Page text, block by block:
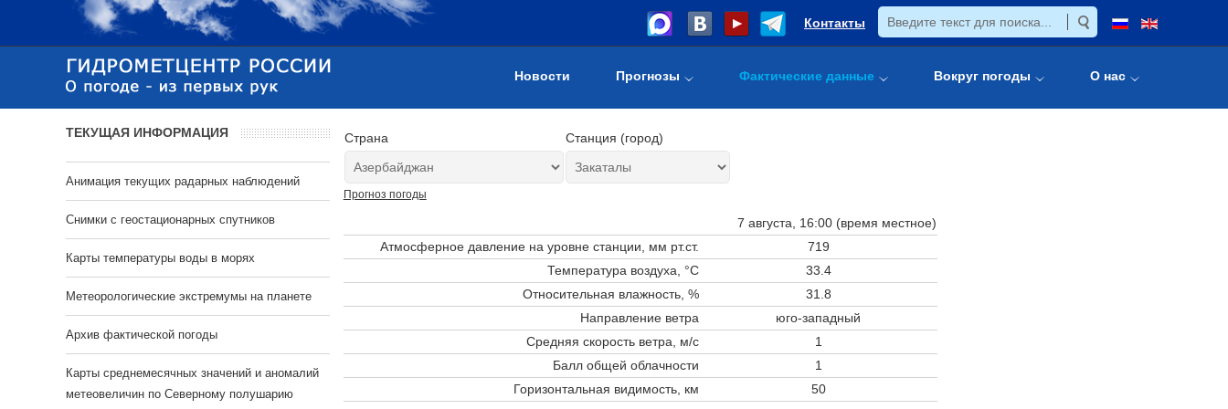
Контакты
Новости Прогнозы Фактические данные Вокруг погоды О нас
Страна Станция (город)
Прогноз погоды
7 августа, 16:00 (время местное)
Атмосферное давление на уровне станции, мм рт.ст.
719
Температура воздуха, °C
33.4
Относительная влажность, %
31.8
Направление ветра
юго-западный
Средняя скорость ветра, м/с
1
Балл общей облачности
1
Горизонтальная видимость, км
50
ТЕКУЩАЯ ИНФОРМАЦИЯ
Анимация текущих радарных наблюдений
Cнимки с геостационарных спутников
Карты температуры воды в морях
Метеорологические экстремумы на планете
Архив фактической погоды
Карты среднемесячных значений и аномалий
метеовеличин по Северному полушарию